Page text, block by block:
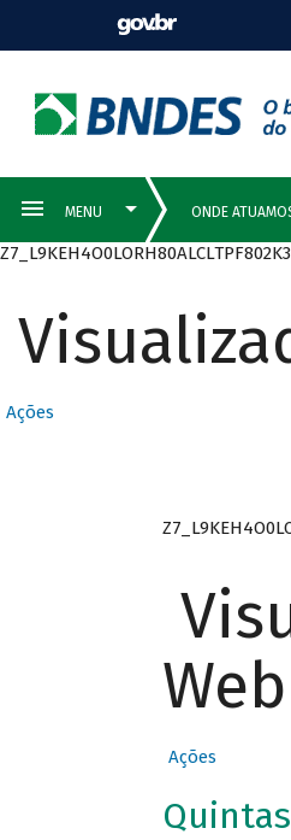
Z7_L9KEH4O0LORH80ALCLTPF802K3
Ações
Web
Ações